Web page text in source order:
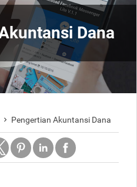
Dana
 Pengertian Akuntansi Dana